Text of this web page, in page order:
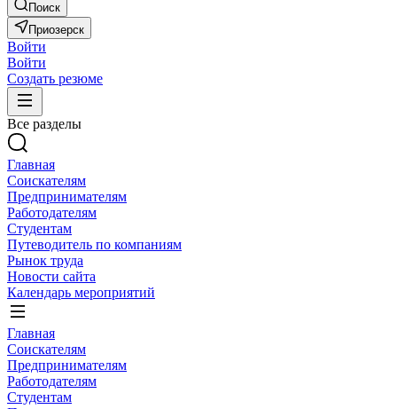
Поиск
Приозерск
Войти
Войти
Создать резюме
Все разделы
Главная
Соискателям
Предпринимателям
Работодателям
Студентам
Путеводитель по компаниям
Рынок труда
Новости сайта
Календарь мероприятий
Главная
Соискателям
Предпринимателям
Работодателям
Студентам